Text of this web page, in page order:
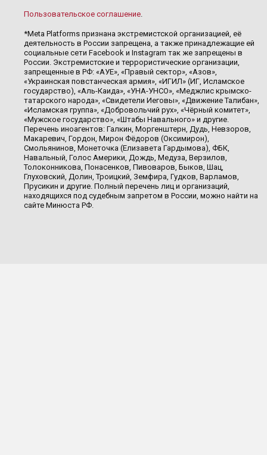
Пользовательское соглашение.
*Meta Platforms признана экстремистской организацией, её
деятельность в России запрещена, а также принадлежащие ей
социальные сети Facebook и Instagram так же запрещены в
России. Экстремистские и террористические организации,
запрещенные в РФ: «АУЕ», «Правый сектор», «Азов»,
«Украинская повстанческая армия», «ИГИЛ» (ИГ, Исламское
государство), «Аль-Каида», «УНА-УНСО», «Меджлис крымско-
татарского народа», «Свидетели Иеговы», «Движение Талибан»,
«Исламская группа», «Добровольчий рух», «Чёрный комитет»,
«Мужское государство», «Штабы Навального» и другие.
Перечень иноагентов: Галкин, Моргенштерн, Дудь, Невзоров,
Макаревич, Гордон, Мирон Фёдоров (Оксимирон),
Смольянинов, Монеточка (Елизавета Гардымова), ФБК,
Навальный, Голос Америки, Дождь, Медуза, Верзилов,
Толоконникова, Понасенков, Пивоваров, Быков, Шац,
Глуховский, Долин, Троицкий, Земфира, Гудков, Варламов,
Прусикин и другие. Полный перечень лиц и организаций,
находящихся под судебным запретом в России, можно найти на
сайте Минюста РФ.